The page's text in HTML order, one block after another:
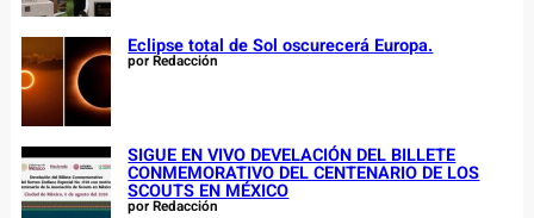
Eclipse total de Sol oscurecerá Europa.
por Redacción
SIGUE EN VIVO DEVELACIÓN DEL BILLETE
CONMEMORATIVO DEL CENTENARIO DE LOS
SCOUTS EN MÉXICO
por Redacción